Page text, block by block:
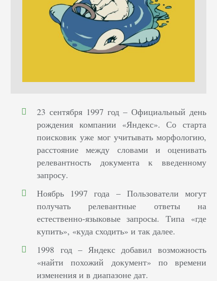
23 сентября 1997 год – Официальный день
рождения компании «Яндекс». Со старта
поисковик уже мог учитывать морфологию,
расстояние между словами и оценивать
релевантность документа к введенному
запросу.
Ноябрь 1997 года – Пользователи могут
получать релевантные ответы на
естественно-языковые запросы. Типа «где
купить», «куда сходить» и так далее.
1998 год – Яндекс добавил возможность
«найти похожий документ» по времени
изменения и в диапазоне дат.